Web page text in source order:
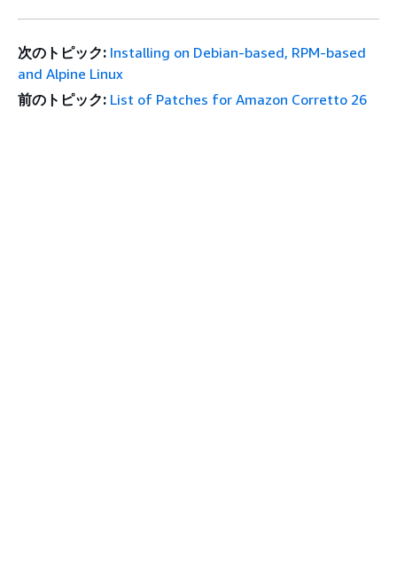
次のトピック: Installing on Debian-based, RPM-based
and Alpine Linux
前のトピック: List of Patches for Amazon Corretto 26